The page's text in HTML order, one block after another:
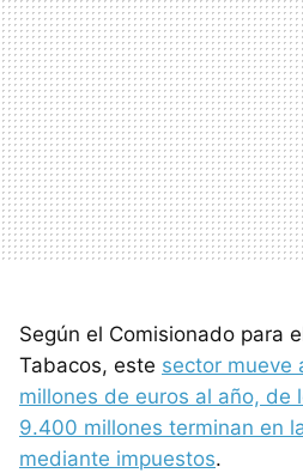
Según el Comisionado para
Tabacos, este sector mueve
millones de euros al año, de
9.400 millones terminan en
mediante impuestos.